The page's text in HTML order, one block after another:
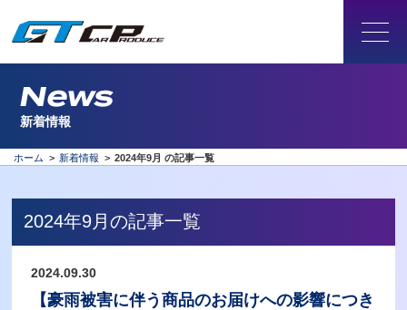
News
新着情報
ホーム > 新着情報 > 2024年9月 の記事一覧
2024年9月の記事一覧
2024.09.30
【豪雨被害に伴う商品のお届けへの影響につき